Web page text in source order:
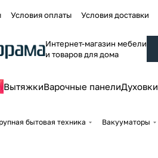
Условия оплаты Условия доставки
Интернет-магазин мебели
и товаров для дома
ВытяжкиВарочные панелиДуховки
бытовая техника Вакууматоры